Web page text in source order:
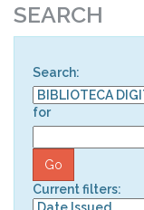
SEARCH
Search:
for
Current filters: